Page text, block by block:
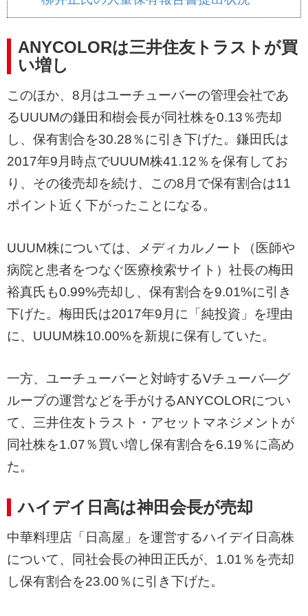
ANYCOLORは三井住友トラストが買
い増し
このほか、8月はユーチューバーの管理会社であ
るUUUMの鎌田和樹会長が同社株を0.13％売却
し、保有割合を30.28％に引き下げた。鎌田氏は
2017年9月時点でUUUM株41.12％を保有してお
り、その後売却を続け、この8月で保有割合は11
ポイント近く下がったことになる。
UUUM株については、メディカルノート（医師や
病院と患者をつなぐ医療検索サイト）社長の梅田
裕真氏も0.99%売却し、保有割合を9.01%に引き
下げた。梅田氏は2017年9月に「純投資」を理由
に、UUUM株10.00%を新規に保有していた。
一方、ユーチューバーと対峙するVチューバ―グ
ループの運営などを手がけるANYCOLORについ
て、三井住友トラスト・アセットマネジメントが
同社株を1.07％買い増し保有割合を6.19％に高め
た。
ハイデイ日高は神田会長が売却
中華料理店「日高屋」を運営するハイデイ日高株
について、同社会長の神田正氏が、1.01％を売却
し保有割合を23.00％に引き下げた。